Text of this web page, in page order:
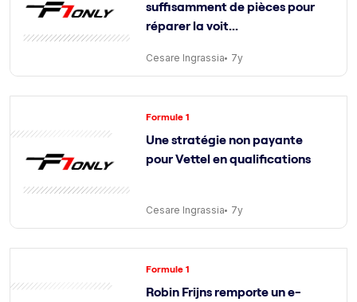
suffisamment de pièces pour
réparer la voit...
Cesare Ingrassia 7y
Formule 1
Une stratégie non payante
pour Vettel en qualifications
Cesare Ingrassia 7y
Formule 1
Robin Frijns remporte un e-